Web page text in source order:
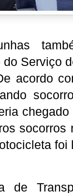
Serviço
acordo
de